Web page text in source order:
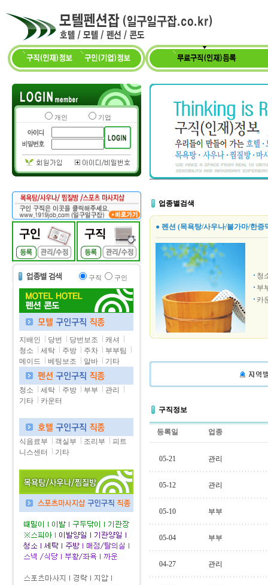
개인 기업
구직 구인
지배인 당번 당번보조
캐셔
청소
세탁 주방 주차
부부팀
메이드
베팅보조 알바 기타
청소 세탁 주방 부부
관리
기타
카운터
식음료부 객실부 조리부
피트
니스센터
기타
업종별검색
● 펜션 (목욕탕/사우나/불가마/한증
청
부
카
구직정보
등록일 업종
05-21 관리
05-12 관리
05-10 부부
05-04 부부
04-27 관리